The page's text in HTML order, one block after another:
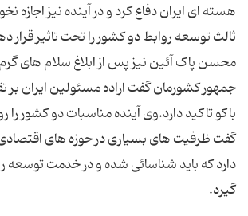
هسته ای ایران دفاع کرد و در آینده نیز اجازه
ثالث توسعه روابط دو کشور را تحت تاثیر قرار
محسن پاک آئین نیز پس از ابلاغ سلام های
جمهور کشورمان گفت اراده مسئولین ایران بر
باکو تاکید دارد.وی آینده مناسبات دو کشور
گفت ظرفیت های بسیاری در حوزه های
دارد که باید شناسائی شده و در خدمت توسعه